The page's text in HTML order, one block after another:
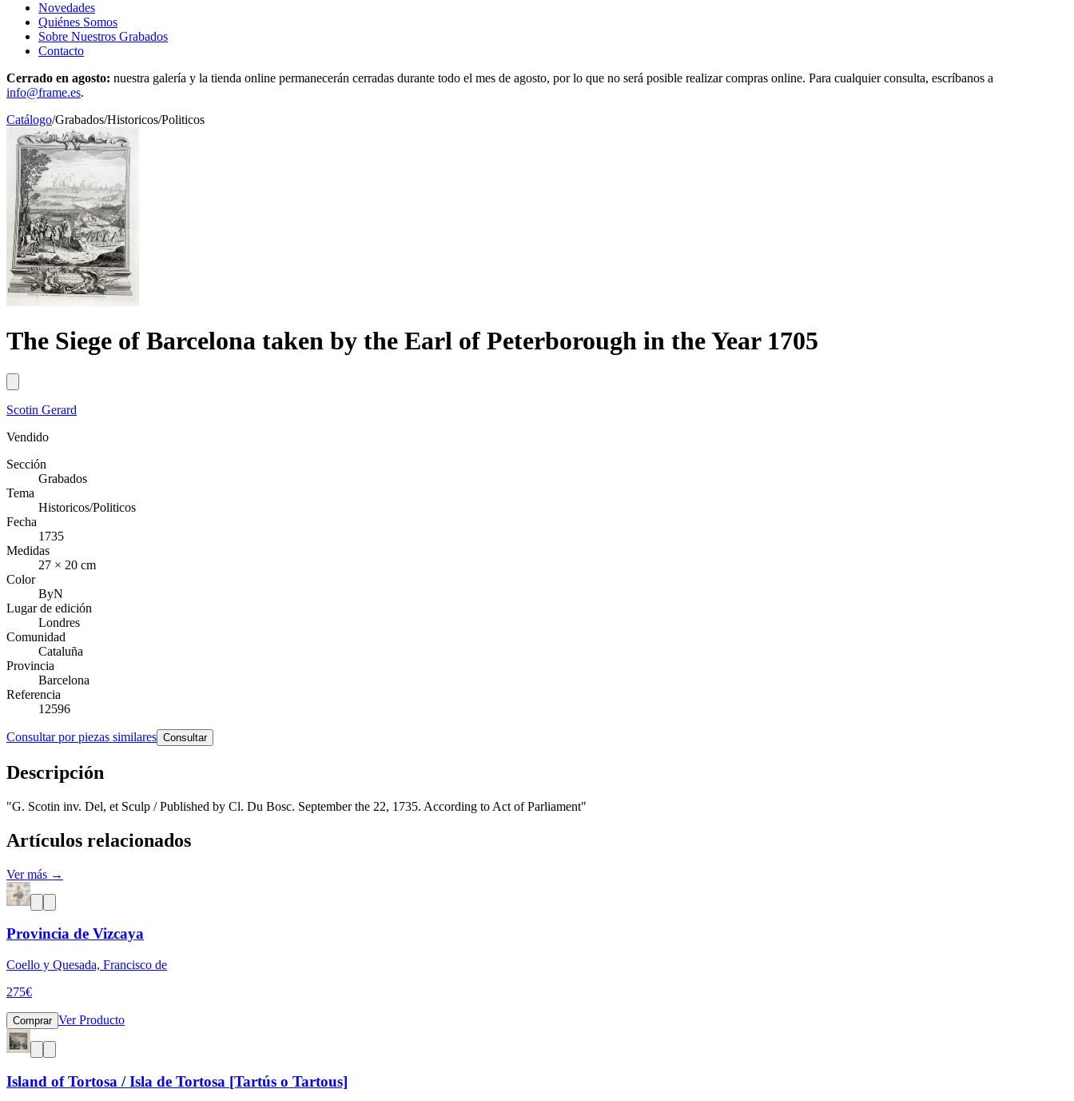
Novedades
Quiénes Somos
Sobre Nuestros Grabados
Contacto
Cerrado en agosto: nuestra galería y la tienda online permanecerán cerradas durante todo el mes de agosto, por lo que no será posible realizar compras online. Para cualquier consulta, escríbanos a
info@frame.es.
Catálogo/Grabados/Historicos/Politicos
The Siege of Barcelona taken by the Earl of Peterborough in the Year 1705
Scotin Gerard
Vendido
Sección
Grabados
Tema
Historicos/Politicos
Fecha
1735
Medidas
27 × 20 cm
Color
ByN
Lugar de edición
Londres
Comunidad
Cataluña
Provincia
Barcelona
Referencia
12596
Consultar por piezas similares Consultar
Descripción
"G. Scotin inv. Del, et Sculp / Published by Cl. Du Bosc. September the 22, 1735. According to Act of Parliament"
Artículos relacionados
Ver más →
Provincia de Vizcaya
Coello y Quesada, Francisco de
275€
Comprar Ver Producto
Island of Tortosa / Isla de Tortosa [Tartús o Tartous]